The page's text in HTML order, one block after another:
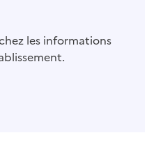
les informations